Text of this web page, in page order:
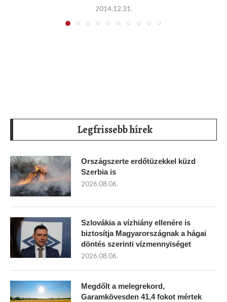
2014.12.31.
Legfrissebb hírek
Országszerte erdőtüzekkel küzd
Szerbia is
2026.08.06.
Szlovákia a vízhiány ellenére is
biztosítja Magyarországnak a hágai
döntés szerinti vízmennyiséget
2026.08.06.
Megdőlt a melegrekord,
Garamkövesden 41,4 fokot mértek